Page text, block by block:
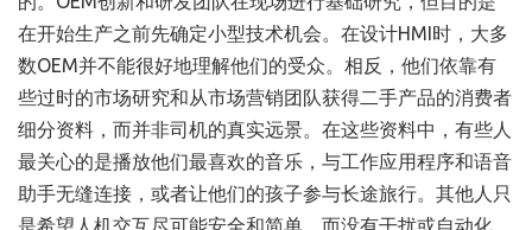
在开始生产之前先确定小型技术机会。在设计HMI时，大多
数OEM并不能很好地理解他们的受众。相反，他们依靠有
些过时的市场研究和从市场营销团队获得二手产品的消费者
细分资料，而并非司机的真实远景。在这些资料中，有些人
最关心的是播放他们最喜欢的音乐，与工作应用程序和语音
助手无缝连接，或者让他们的孩子参与长途旅行。其他人只
是希望人机交互尽可能安全和简单，而没有干扰或自动化。